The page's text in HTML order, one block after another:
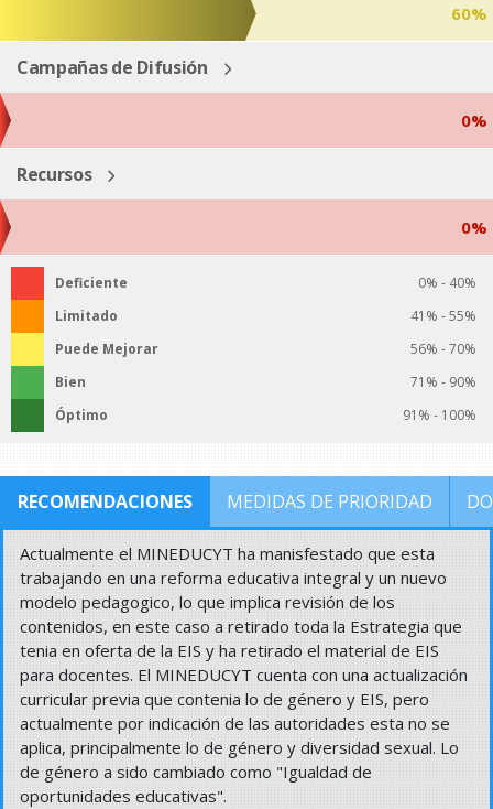
60%
Campañas de Difusión
0%
Recursos
0%
Deficiente
0% - 40%
Limitado
41% - 55%
Puede Mejorar
56% - 70%
Bien
71% - 90%
Óptimo
91% - 100%
RECOMENDACIONES MEDIDAS DE PRIORIDAD
Actualmente el MINEDUCYT ha manisfestado que esta
trabajando en una reforma educativa integral y un nuevo
modelo pedagogico, lo que implica revisión de los
contenidos, en este caso a retirado toda la Estrategia que
tenia en oferta de la EIS y ha retirado el material de EIS
para docentes. El MINEDUCYT cuenta con una actualización
curricular previa que contenia lo de género y EIS, pero
actualmente por indicación de las autoridades esta no se
aplica, principalmente lo de género y diversidad sexual. Lo
de género a sido cambiado como "Igualdad de
oportunidades educativas".